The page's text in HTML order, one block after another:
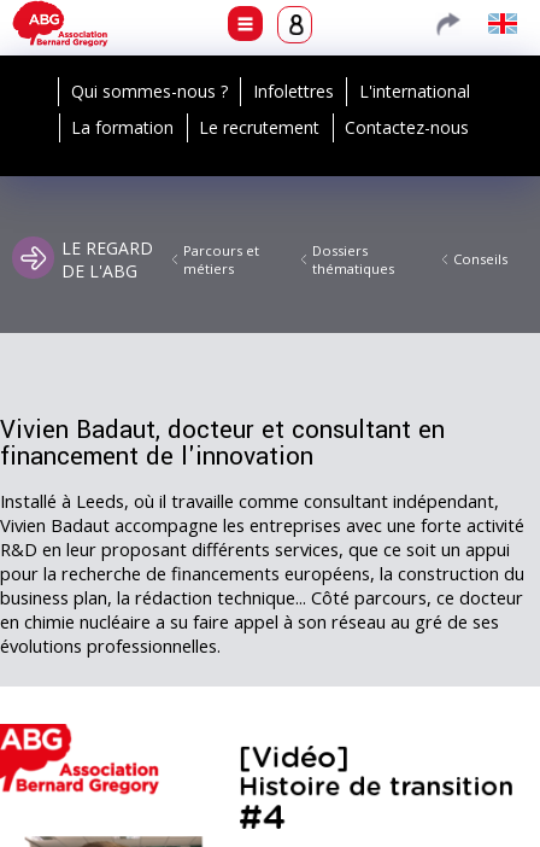
Qui sommes-nous ? Infolettres
L'international
La formation
Le recrutement Contactez-nous
LE REGARD
DE L'ABG
Parcours et
métiers
Dossiers
thématiques
Conseils
Vivien Badaut, docteur et consultant en
financement de l'innovation
Installé à Leeds, où il travaille comme consultant indépendant,
Vivien Badaut accompagne les entreprises avec une forte activité
R&D en leur proposant différents services, que ce soit un appui
pour la recherche de financements européens, la construction du
business plan, la rédaction technique... Côté parcours, ce docteur
en chimie nucléaire a su faire appel à son réseau au gré de ses
évolutions professionnelles.